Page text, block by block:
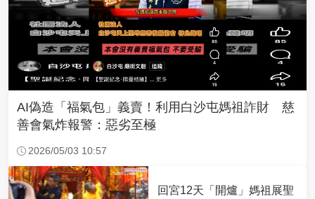
AI偽造「福氣包」義賣！利用白沙屯媽祖詐財 慈
善會氣炸報警：惡劣至極
2026/05/03 10:57
回宮12天「開爐」媽祖展聖